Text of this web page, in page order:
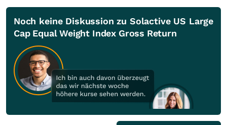
Noch keine Diskussion zu Solactive US Large
Cap Equal Weight Index Gross Return